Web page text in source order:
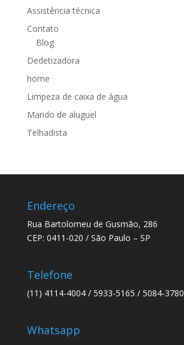
Assistência técnica
Contato
Blog
Dedetizadora
home
Limpeza de caixa de água
Marido de aluguel
Telhadista
Endereço
Rua Bartolomeu de Gusmão, 286
CEP: 0411-020 / São Paulo – SP
Telefone
(11) 4114-4004 / 5933-5165 / 5084-3780
Whatsapp